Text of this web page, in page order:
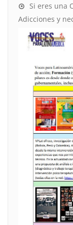
Si eres una
Adicciones y